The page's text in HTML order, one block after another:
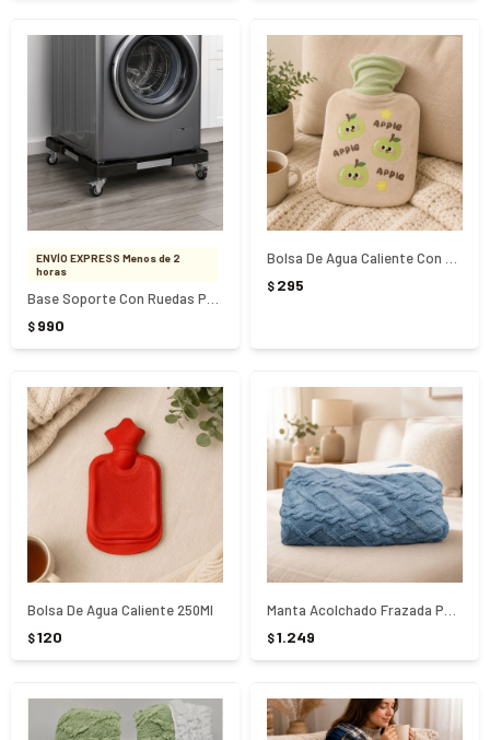
ENVÍO EXPRESS Menos de 2
horas
$ 990
$ 295
Bolsa De Agua Caliente 250Ml
$120 $1.249